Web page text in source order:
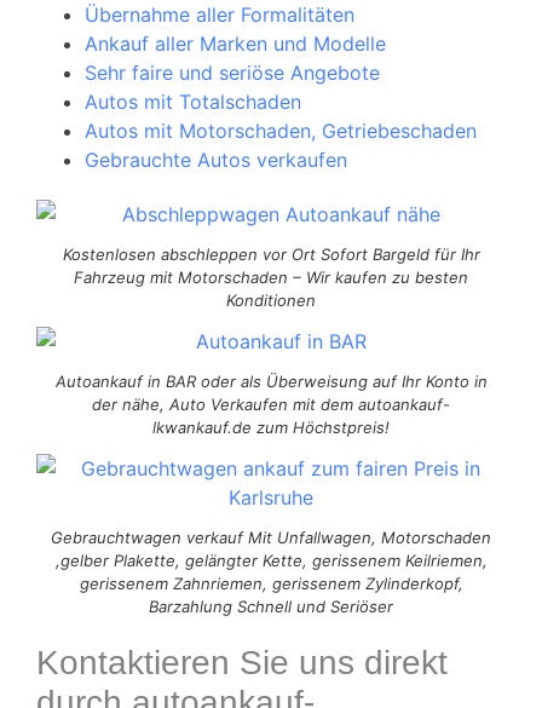
Übernahme aller Formalitäten
Ankauf aller Marken und Modelle
Sehr faire und seriöse Angebote
Autos mit Totalschaden
Autos mit Motorschaden, Getriebeschaden
Gebrauchte Autos verkaufen
Kostenlosen abschleppen vor Ort Sofort Bargeld für Ihr
Fahrzeug mit Motorschaden – Wir kaufen zu besten
Konditionen
Autoankauf in BAR oder als Überweisung auf Ihr Konto in
der nähe, Auto Verkaufen mit dem autoankauf-
lkwankauf.de zum Höchstpreis!
Gebrauchtwagen verkauf Mit Unfallwagen, Motorschaden
,gelber Plakette, gelängter Kette, gerissenem Keilriemen,
gerissenem Zahnriemen, gerissenem Zylinderkopf,
Barzahlung Schnell und Seriöser
Kontaktieren Sie uns direkt